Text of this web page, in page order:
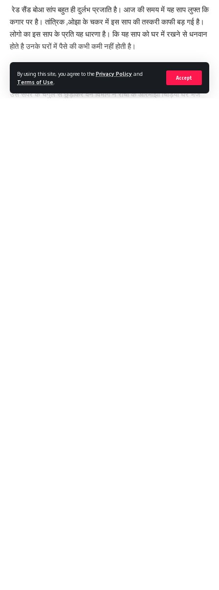
By using this site, you agree to the Privacy Policy and
Terms of Use
Accept
रेड सैंड बोआ सांप बहुत ही दुर्लभ प्रजाति है। आज की समय में यह साप लुफ्त कि
कगार पर है। तांत्रिक ,ओझा के चकर में इस साप की तस्करी काफी बड़ गई है।
लोगो का इस साप के प्रति यह धारणा है। कि यह साप को घर में रखने से धनवान
होते है उनके घरों में पैसे की कभी कमी नहीं होती है।
पैसे वाले लोग इस सांप को घरों में रखकर पालते हैं क्योंकि यह साप विषैला नहीं
होता है । बोकारो के चास में वन विभाग की टीम ने दुर्लभ प्रजाति रेड सैंडबोआ को
उस सपेरे के चंगुल से छुड़ाकर वन विभाग ने रांची के ओरमांझी चिड़ियां घर भेज